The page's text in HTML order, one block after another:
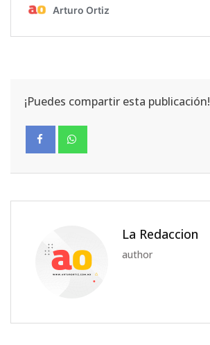
¡Puedes compartir esta publicación!
La Redaccion
author